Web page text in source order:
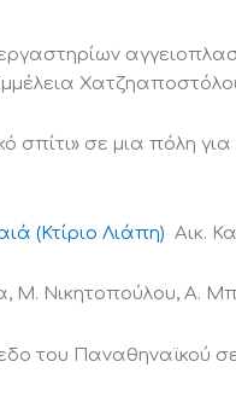
σπίτι» σε μια πόλη
(Κτίριο Λιάπη) Αικ.
Μ. Νικητοπούλου, Α.
του Παναθηναϊκού